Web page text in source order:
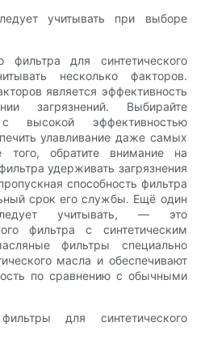
учитывать при выборе
для синтетического
несколько факторов.
является эффективность
загрязнений. Выбирайте
высокой эффективностью
улавливание даже самых
обратите внимание на
удерживать загрязнения
способность фильтра
срок его службы. Ещё один
учитывать, — это
фильтра с синтетическим
фильтры специально
масла и обеспечивают
по сравнению с обычными
для синтетического